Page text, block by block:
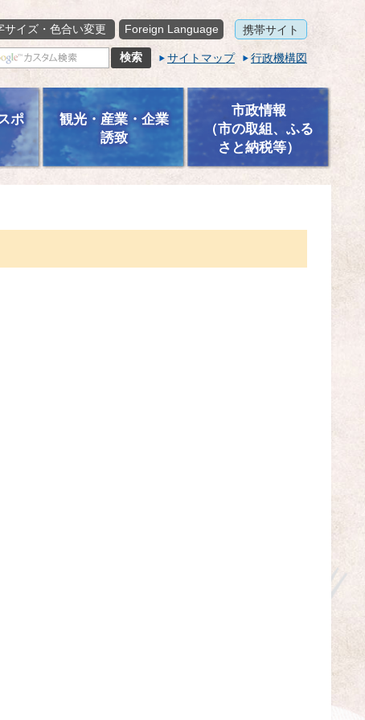
サイズ・色合い変更
Foreign Language 携帯サイト
サイトマップ 行政機構図
ポ
観光・産業・企業
誘致
市政情報
（市の取組、ふる
さと納税等）